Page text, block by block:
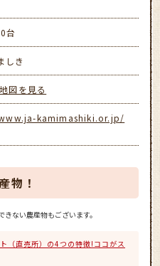
台
しき
図を見る
kamimashiki.or.jp/
物！
ない農産物もございます。
（直売所）の4つの特徴!ココがス